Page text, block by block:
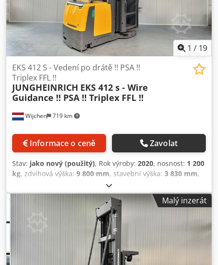
1 / 19
Wijchen 719 km
EKS 412 S - Vedení po drátě !! PSA !!
Triplex FFL !!
JUNGHEINRICH EKS 412 s - Wire
Guidance !! PSA !! Triplex FFL !!
Informace o ceně Zavolat
Stav: jako nový (použitý), Rok výroby: 2020, nosnost: 1 200
kg, zdvihová výška: 9 800 mm, stavební výška: 3 830 mm,
, typ paliva:
stožáru:triplex, Výrobce + model: JUNGHEINRICH EKS 412 s
Stožár: Z + i - 3F9800 ID: 25114.5388 Kat.: Použité Stožár: 3F
Snížená výška: 3830 mm Zdvihací výška: 9800 mm Nosnost:
1200 kg Výška plošiny: 9000 mm Komisní výška: 10600 mm
Inicializace: Ano Šířka kabiny: 1300 mm Credpszq Ui Ejfx
Am Eof Rok: 2020 Motohodiny: 4883 hod. Kapacita: 48 V /
620 Ah Možnosti: PLNÁ výbava!! – Triplex stožár – FFL –
Malý inzerát